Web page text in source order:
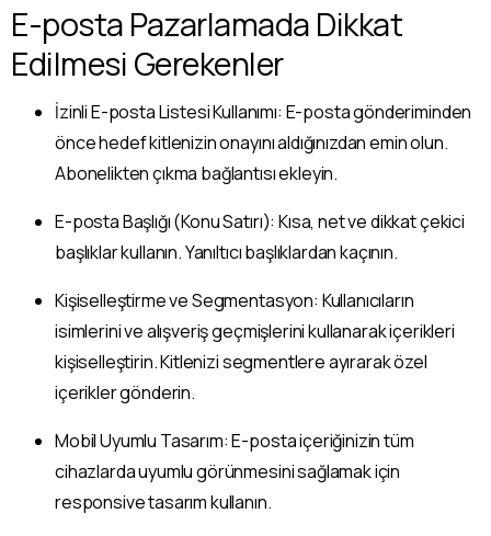
E-posta Pazarlamada Dikkat
Edilmesi Gerekenler
İzinli E-posta Listesi Kullanımı: E-posta gönderiminden
önce hedef kitlenizin onayını aldığınızdan emin olun.
Abonelikten çıkma bağlantısı ekleyin.
E-posta Başlığı (Konu Satırı): Kısa, net ve dikkat çekici
başlıklar kullanın. Yanıltıcı başlıklardan kaçının.
Kişiselleştirme ve Segmentasyon: Kullanıcıların
isimlerini ve alışveriş geçmişlerini kullanarak içerikleri
kişiselleştirin. Kitlenizi segmentlere ayırarak özel
içerikler gönderin.
Mobil Uyumlu Tasarım: E-posta içeriğinizin tüm
cihazlarda uyumlu görünmesini sağlamak için
responsive tasarım kullanın.